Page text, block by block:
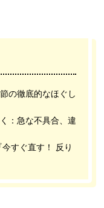
の徹底的なほぐし
：急な不具合、違
すぐ直す！ 反り